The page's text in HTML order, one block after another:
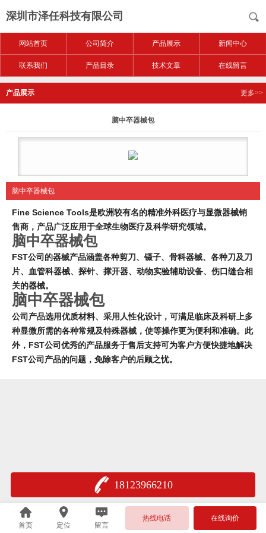
深圳市泽任科技有限公司
网站首页 公司简介 产品展示 新闻中心
联系我们 产品目录 技术文章 在线留言
产品展示 更多>>
脑中卒器械包
脑中卒器械包
Fine Science Tools是欧洲较有名的精准外科医疗与显微器械销
售商，产品广泛应用于全球生物医疗及科学研究领域。
脑中卒器械包
FST公司的器械产品涵盖各种剪刀、镊子、骨科器械、各种刀及刀
片、血管科器械、探针、撑开器、动物实验辅助设备、伤口缝合相
关的器械。
脑中卒器械包
公司产品选用优质材料、采用人性化设计，可满足临床及科研上多
种显微所需的各种常规及特殊器械，使等操作更为便利和准确。此
外，FST公司优秀的产品服务于售后支持可为客户方便快捷地解决
FST公司产品的问题，免除客户的后顾之忧。
18123966210
首页 定位 留言
热线电话 在线询价